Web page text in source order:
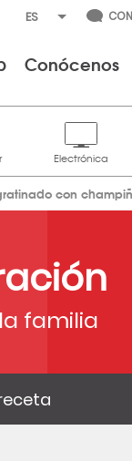
Conócenos
con
familia